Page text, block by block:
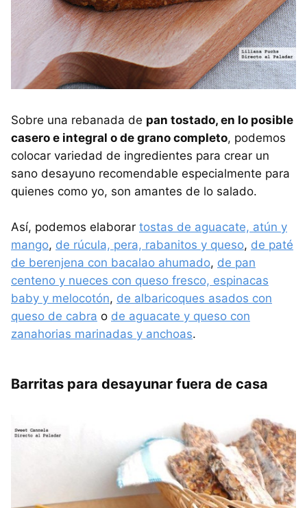
Sobre una rebanada de pan tostado, en lo posible
casero e integral o de grano completo, podemos
colocar variedad de ingredientes para crear un
sano desayuno recomendable especialmente para
quienes como yo, son amantes de lo salado.
Así, podemos elaborar tostas de aguacate, atún y
mango, de rúcula, pera, rabanitos y queso, de paté
de berenjena con bacalao ahumado, de pan
centeno y nueces con queso fresco, espinacas
baby y melocotón, de albaricoques asados con
queso de cabra o de aguacate y queso con
zanahorias marinadas y anchoas.
Barritas para desayunar fuera de casa